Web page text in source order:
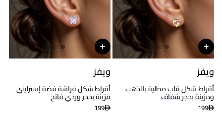
ويفز
أقراط شكل قلب مطلية بالذهب
ومزينة بحجر شفاف
199
ويفز
أقراط شكل فراشة فضة إسترليني
مزينة بحجر وردي فاتح
199